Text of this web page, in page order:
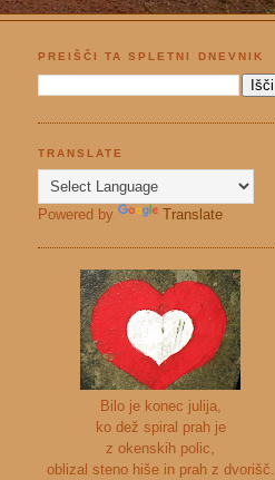
PREIŠČI TA SPLETNI DNEVNIK
TRANSLATE
Powered by Translate
Bilo je konec julija,
ko dež spiral prah je
z okenskih polic,
oblizal steno hiše in prah z dvorišč.